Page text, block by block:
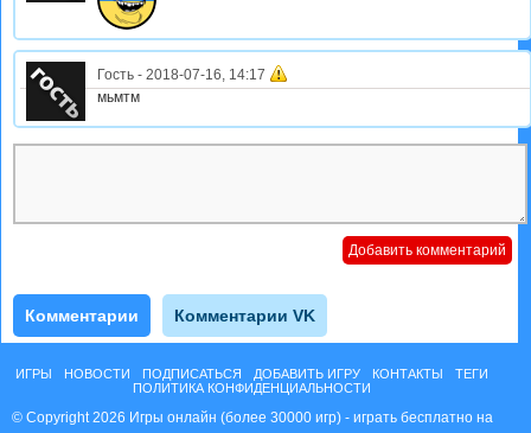
Гость - 2018-07-16, 14:17
мьмтм
Комментарии Комментарии VK
ИГРЫ НОВОСТИ ПОДПИСАТЬСЯ ДОБАВИТЬ ИГРУ КОНТАКТЫ
ТЕГИ
ПОЛИТИКА КОНФИДЕНЦИАЛЬНОСТИ
© Copyright 2026 Игры онлайн (более 30000 игр) - играть бесплатно на